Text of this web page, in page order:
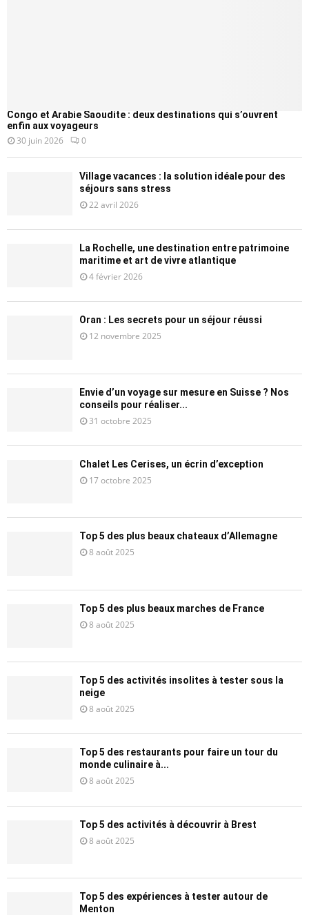
Congo et Arabie Saoudite : deux destinations qui s’ouvrent
enfin aux voyageurs
30 juin 2026 0
Village vacances : la solution idéale pour des
séjours sans stress
22 avril 2026
La Rochelle, une destination entre patrimoine
maritime et art de vivre atlantique
4 février 2026
Oran : Les secrets pour un séjour réussi
12 novembre 2025
Envie d’un voyage sur mesure en Suisse ? Nos
conseils pour réaliser...
31 octobre 2025
Chalet Les Cerises, un écrin d’exception
17 octobre 2025
Top 5 des plus beaux chateaux d’Allemagne
8 août 2025
Top 5 des plus beaux marches de France
8 août 2025
Top 5 des activités insolites à tester sous la
neige
8 août 2025
Top 5 des restaurants pour faire un tour du
monde culinaire à...
8 août 2025
Top 5 des activités à découvrir à Brest
8 août 2025
Top 5 des expériences à tester autour de
Menton